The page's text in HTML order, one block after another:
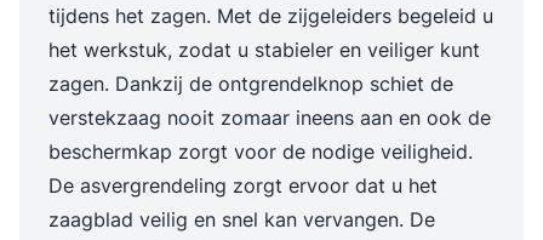
tijdens het zagen. Met de zijgeleiders begeleid u
het werkstuk, zodat u stabieler en veiliger kunt
zagen. Dankzij de ontgrendelknop schiet de
verstekzaag nooit zomaar ineens aan en ook de
beschermkap zorgt voor de nodige veiligheid.
De asvergrendeling zorgt ervoor dat u het
zaagblad veilig en snel kan vervangen. De